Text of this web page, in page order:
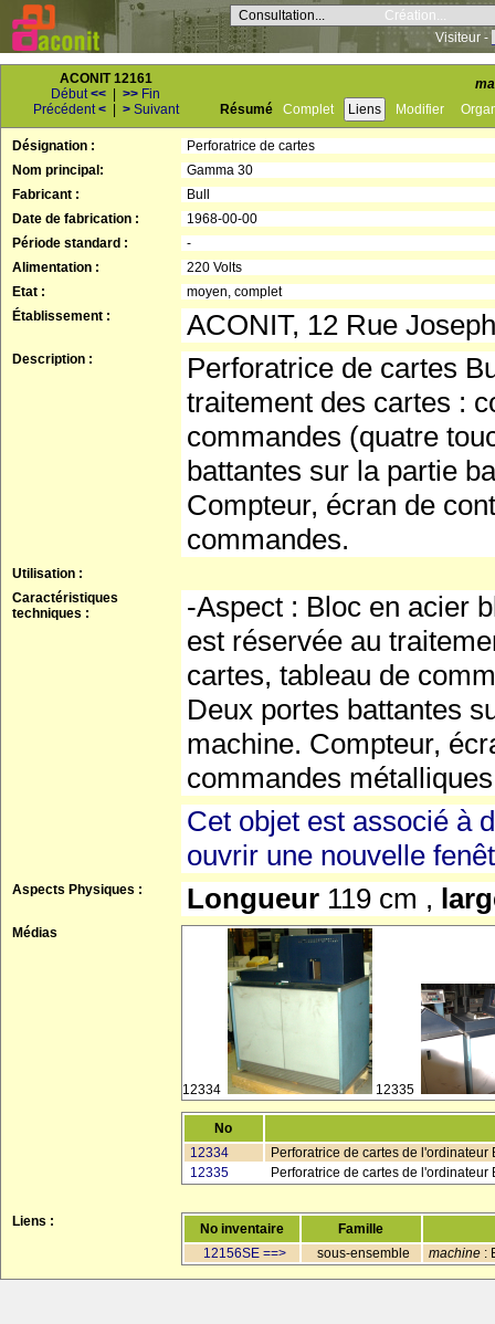
Consultation...
Création...
Visiteur -
ACONIT 12161
Début<< >> Fin
Précédent< > Suivant
Résumé
Complet Liens Modifier
Désignation :
Perforatrice de cartes
Nom principal:
Gamma 30
Fabricant :
Bull
Date de fabrication :
1968-00-00
Période standard :
-
Alimentation :
220 Volts
Etat :
moyen, complet
Établissement :
ACONIT, 12 Rue
Description :
Perforatrice de cartes
traitement des cartes :
commandes (quatre
battantes sur la partie
Compteur, écran de
commandes.
Utilisation :
Caractéristiques
techniques :
-Aspect : Bloc en acier
est réservée au
cartes, tableau de
Deux portes battantes
machine. Compteur,
commandes
Cet objet est associé à
ouvrir une nouvelle
Aspects Physiques : Longueur 119 cm ,
Médias
12334 12335
No
12334
Perforatrice de cartes de
12335
Perforatrice de cartes de
Liens : No inventaire
Famille
12156SE ==>
sous-ensemble machine :